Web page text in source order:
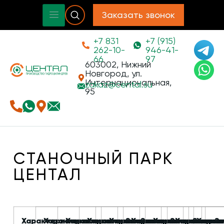
Заказать звонок
+7 831
262-10-
66
+7 (915)
946-41-
97
603002, Нижний
Новгород, ул.
Интернациональная,
95
zakaz@cental.su
СТАНОЧНЫЙ ПАРК
ЦЕНТАЛ
Характеристика Значение
Характеристика Значение
Характеристика Значение
Характеристика
Характеристика
Характеристика
Характеристика